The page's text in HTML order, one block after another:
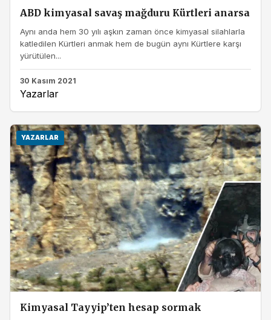
ABD kimyasal savaş mağduru Kürtleri anarsa
Aynı anda hem 30 yılı aşkın zaman önce kimyasal silahlarla
katledilen Kürtleri anmak hem de bugün aynı Kürtlere karşı
yürütülen...
30 Kasım 2021
Yazarlar
YAZARLAR
Kimyasal Tayyip’ten hesap sormak